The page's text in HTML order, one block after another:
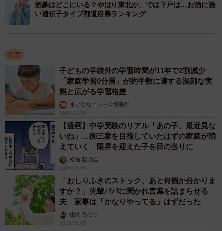
3/3
日本と世界（グラフを用いた比較）（提供画像）
同社は日本について「技術力の高さで世界に知られてお
り、特にエレクトロニクス、自動車製造、製薬などの分野
で世界をリードする企業が数多く存在します。また日本は
優れた教育システムを有しており、識字率が非常に高く、
数学と科学の分野では常に世界トップクラスの成績を収め
酒豪はどこにいる？やはり東北か、では下戸は…お酒に強
い遺伝子タイプ都道府県ランキング
教育
子どもの学校外の学習時間が11年で2割減少
「家庭学習0分層」が約半数に達する深刻な実
態と広がる学習格差
まいどなニュース情報部
2026.08.06
【漫画】中学受験のリアル「あの子、最近見な
いね」…御三家を目指していたはずの家庭が消
えていく 限界を迎えた子を目の当りに
松波 穂乃圭
2026.08.05
「おしりふきのストック、あと何個か分かりま
すか？」先輩パパに聞かれ言葉を詰まらせる
夫 家事は「かなりやってる」はずだった
山岡 もと子
2026.08.05